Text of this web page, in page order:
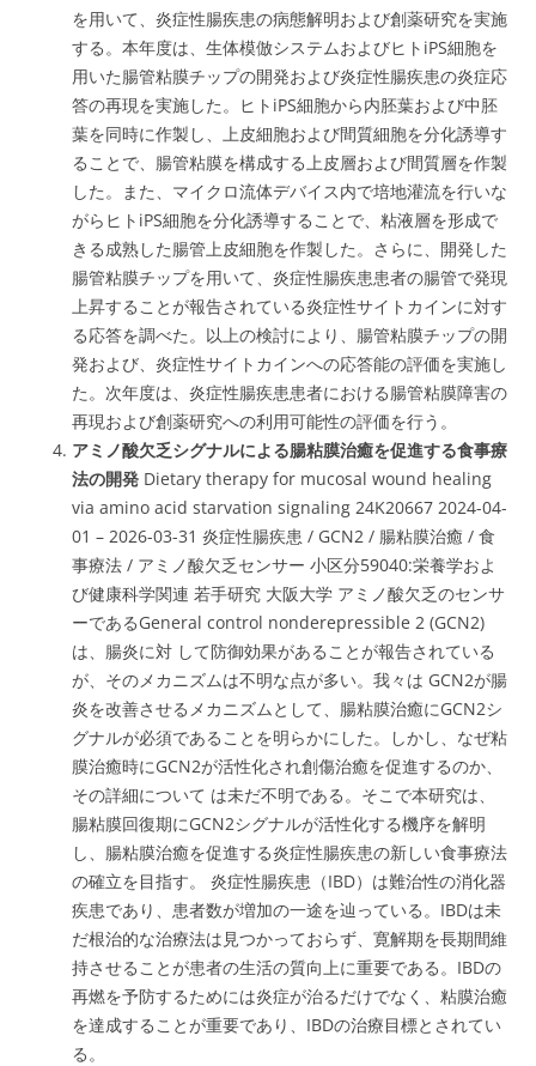
を用いて、炎症性腸疾患の病態解明および創薬研究を実施
する。本年度は、生体模倣システムおよびヒトiPS細胞を
用いた腸管粘膜チップの開発および炎症性腸疾患の炎症応
答の再現を実施した。ヒトiPS細胞から内胚葉および中胚
葉を同時に作製し、上皮細胞および間質細胞を分化誘導す
ることで、腸管粘膜を構成する上皮層および間質層を作製
した。また、マイクロ流体デバイス内で培地灌流を行いな
がらヒトiPS細胞を分化誘導することで、粘液層を形成で
きる成熟した腸管上皮細胞を作製した。さらに、開発した
腸管粘膜チップを用いて、炎症性腸疾患患者の腸管で発現
上昇することが報告されている炎症性サイトカインに対す
る応答を調べた。以上の検討により、腸管粘膜チップの開
発および、炎症性サイトカインへの応答能の評価を実施し
た。次年度は、炎症性腸疾患患者における腸管粘膜障害の
再現および創薬研究への利用可能性の評価を行う。
アミノ酸欠乏シグナルによる腸粘膜治癒を促進する食事療
法の開発 Dietary therapy for mucosal wound healing
via amino acid starvation signaling 24K20667 2024-04-
01 – 2026-03-31 炎症性腸疾患 / GCN2 / 腸粘膜治癒 / 食
事療法 / アミノ酸欠乏センサー 小区分59040:栄養学およ
び健康科学関連 若手研究 大阪大学 アミノ酸欠乏のセンサ
ーであるGeneral control nonderepressible 2 (GCN2)
は、腸炎に対 して防御効果があることが報告されている
が、そのメカニズムは不明な点が多い。我々は GCN2が腸
炎を改善させるメカニズムとして、腸粘膜治癒にGCN2シ
グナルが必須であることを明らかにした。しかし、なぜ粘
膜治癒時にGCN2が活性化され創傷治癒を促進するのか、
その詳細について は未だ不明である。そこで本研究は、
腸粘膜回復期にGCN2シグナルが活性化する機序を解明
し、腸粘膜治癒を促進する炎症性腸疾患の新しい食事療法
の確立を目指す。 炎症性腸疾患（IBD）は難治性の消化器
疾患であり、患者数が増加の一途を辿っている。IBDは未
だ根治的な治療法は見つかっておらず、寛解期を長期間維
持させることが患者の生活の質向上に重要である。IBDの
再燃を予防するためには炎症が治るだけでなく、粘膜治癒
を達成することが重要であり、IBDの治療目標とされてい
る。